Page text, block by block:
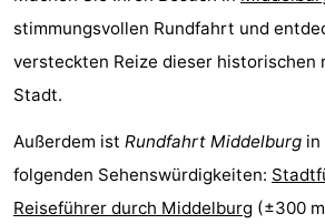
Sport
-
Schwimmbader
-
Wandern
-
stimmungsvollen Rundfahrt und
versteckten Reize dieser historischen
Stadt.
Außerdem ist Rundfahrt Middelburg in
folgenden Sehenswürdigkeiten:
Reiseführer durch Middelburg (±300